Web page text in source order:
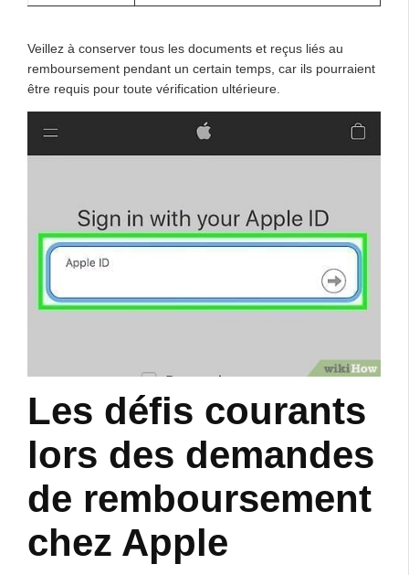
Veillez à conserver tous les documents et reçus liés au
remboursement pendant un certain temps, car ils pourraient
être requis pour toute vérification ultérieure.
Les défis courants
lors des demandes
de remboursement
chez Apple